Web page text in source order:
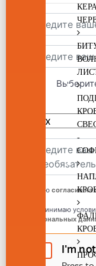
-
Даю согласие
Принимаю
персональных